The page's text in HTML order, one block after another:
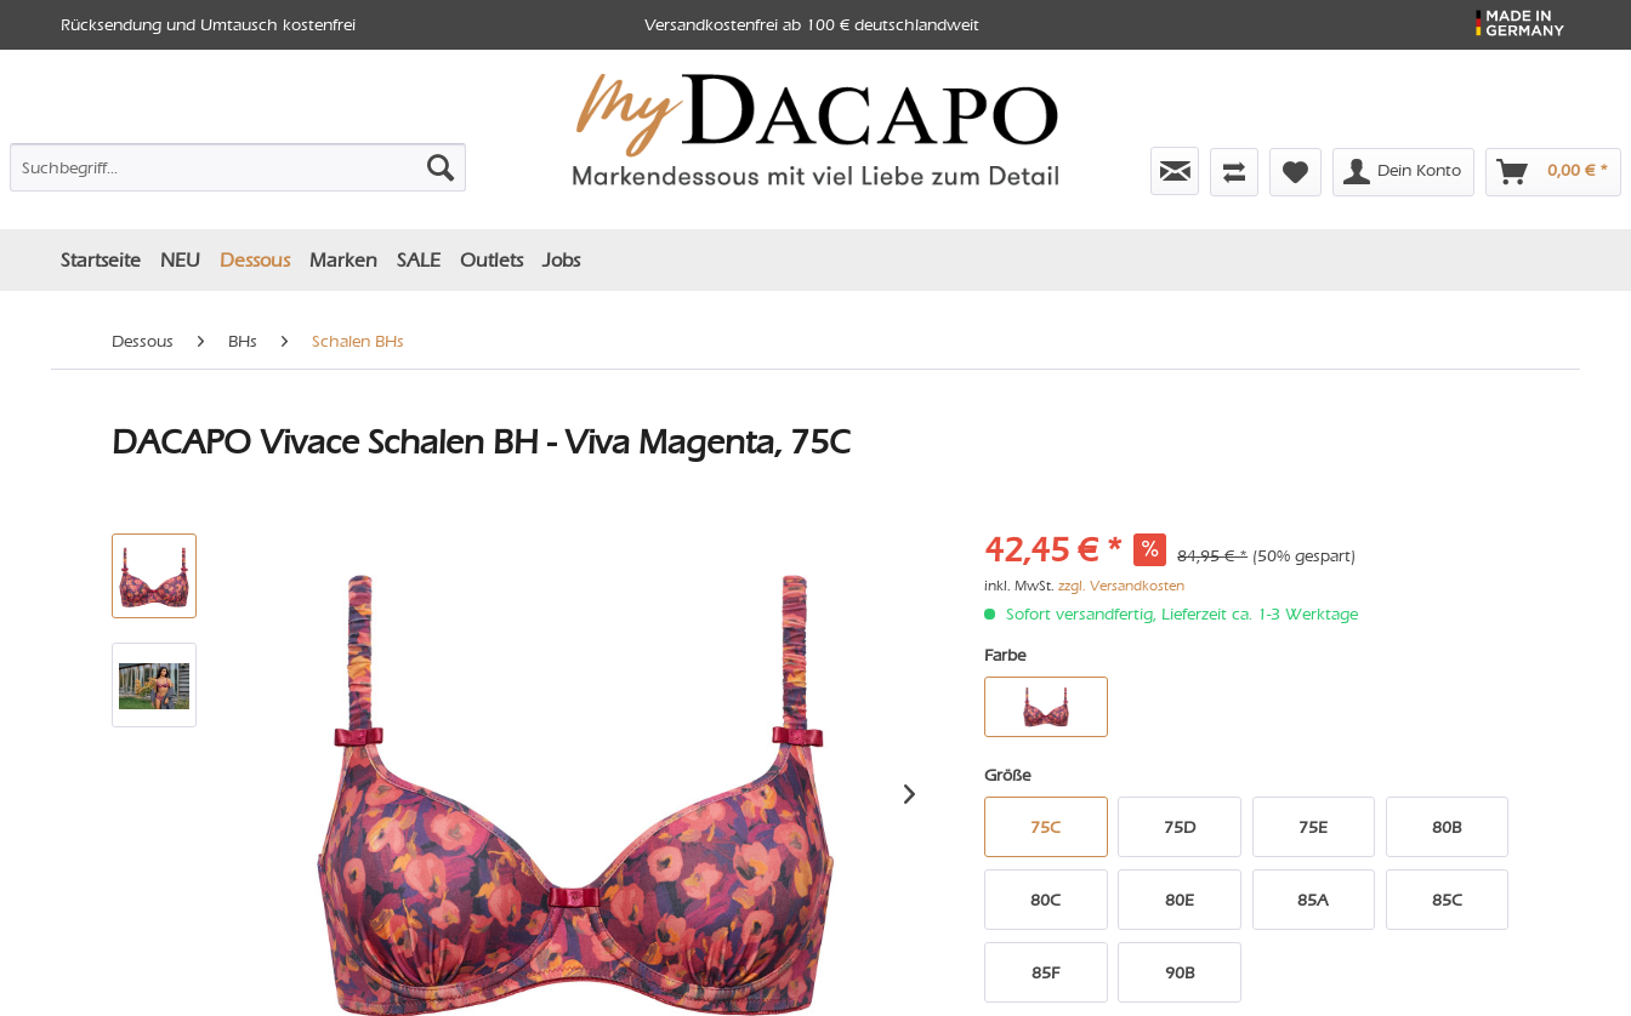
Rücksendung und Umtausch kostenfrei Versandkostenfrei ab 100 € deutschlandweit
Dein Konto 0,00 € *
Startseite NEU Dessous Marken SALE Outlets Jobs
Dessous BHs Schalen BHs
DACAPO Vivace Schalen BH - Viva Magenta, 75C
42,45 € * 84,95 € * (50% gespart)
inkl. MwSt.zzgl. Versandkosten
Sofort versandfertig, Lieferzeit ca. 1-3 Werktage
Farbe
Größe
75C 75D 75E 80B
80C 80E 85A 85C
85F 90B